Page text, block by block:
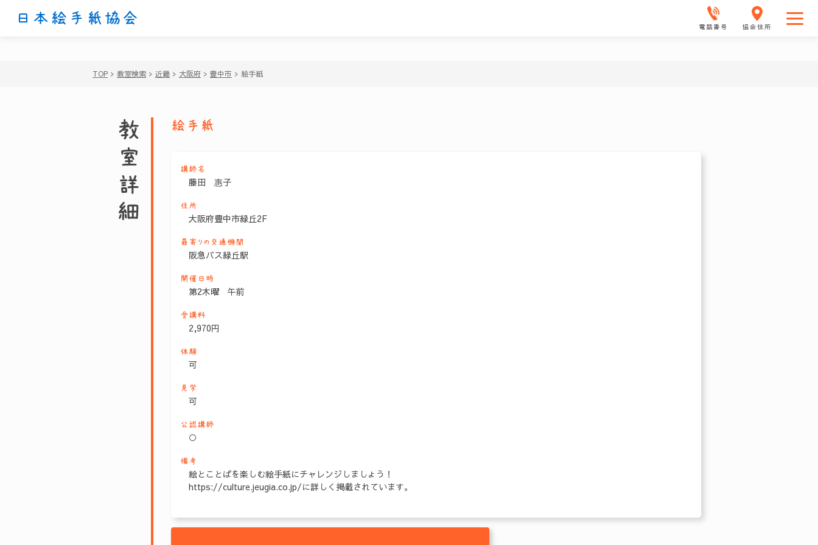
日本絵手紙協会 電話番号 協会住所
TOP > 教室検索 > 近畿 > 大阪府 > 豊中市 > 絵手紙
教室詳細 絵手紙
講師名
藤田 惠子
住所
大阪府豊中市緑丘2F
最寄りの交通機関
阪急バス緑丘駅
開催日時
第2木曜 午前
受講料
2,970円
体験
可
見学
可
公認講師
○
備考
絵とことばを楽しむ絵手紙にチャレンジしましょう！
https://culture.jeugia.co.jp/に詳しく掲載されています。